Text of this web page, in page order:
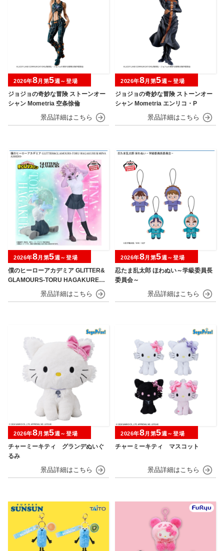
ジョジョの奇妙な冒険 ストーンオー
シャン Mometria 空条徐倫
2026年8月第5週～登場
ジョジョの奇妙な冒険 ストーンオー
シャン Mometria エンリコ・P
2026年8月第5週～登場
僕のヒーローアカデミア GLITTER&
GLAMOURS-TORU HAGAKURE＆
MINA ASHIDO-
2026年8月第5週～登場
忍たま乱太郎 ほわぬい～学級委員長
委員会～
2026年8月第5週～登場
チャーミーキティ グランデぬいぐ
るみ
2026年8月第5週～登場
チャーミーキティ マスコット
2026年8月第5週～登場